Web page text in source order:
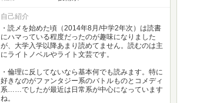
自己紹介
・読メを始めた頃（2014年8月/中学2年次）は読書
にハマっている程度だったのが趣味になりました
が、大学入学以降あまり読めてません。読むのは主
にライトノベルやライト文芸です。
・倫理に反してないなら基本何でも読みます。特に
好きなのがファンタジー系のバトルものとコメディ
系……でしたが最近は日常系が中心になっています
ね。